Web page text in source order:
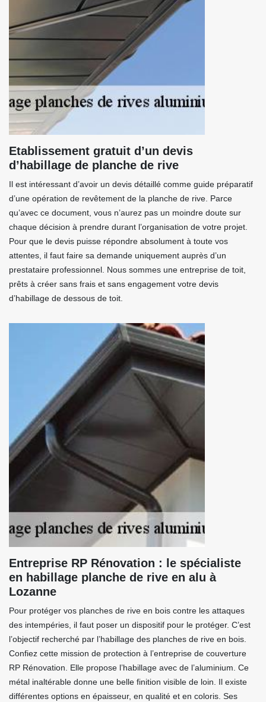
Etablissement gratuit d’un devis
d’habillage de planche de rive
Il est intéressant d’avoir un devis détaillé comme guide préparatif
d’une opération de revêtement de la planche de rive. Parce
qu’avec ce document, vous n’aurez pas un moindre doute sur
chaque décision à prendre durant l’organisation de votre projet.
Pour que le devis puisse répondre absolument à toute vos
attentes, il faut faire sa demande uniquement auprès d’un
prestataire professionnel. Nous sommes une entreprise de toit,
prêts à créer sans frais et sans engagement votre devis
d’habillage de dessous de toit.
Entreprise RP Rénovation : le spécialiste
en habillage planche de rive en alu à
Lozanne
Pour protéger vos planches de rive en bois contre les attaques
des intempéries, il faut poser un dispositif pour le protéger. C’est
l’objectif recherché par l’habillage des planches de rive en bois.
Confiez cette mission de protection à l’entreprise de couverture
RP Rénovation. Elle propose l’habillage avec de l’aluminium. Ce
métal inaltérable donne une belle finition visible de loin. Il existe
différentes options en épaisseur, en qualité et en coloris. Ses